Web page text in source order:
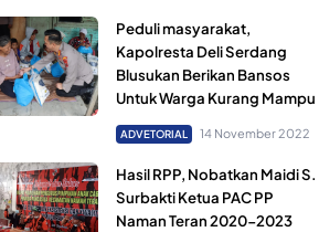
Peduli masyarakat,
Kapolresta Deli Serdang
Blusukan Berikan Bansos
Untuk Warga Kurang Mampu
ADVETORIAL 14 November 2022
Hasil RPP, Nobatkan Maidi S.
Surbakti Ketua PAC PP
Naman Teran 2020-2023